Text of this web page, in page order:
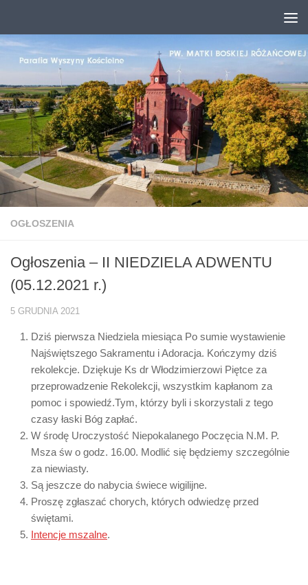
OGŁOSZENIA
Ogłoszenia – II NIEDZIELA ADWENTU
(05.12.2021 r.)
5 GRUDNIA 2021
Dziś pierwsza Niedziela miesiąca Po sumie wystawienie
Najświętszego Sakramentu i Adoracja. Kończymy dziś
rekolekcje. Dziękuje Ks dr Włodzimierzowi Piętce za
przeprowadzenie Rekolekcji, wszystkim kapłanom za
pomoc i spowiedź.Tym, którzy byli i skorzystali z tego
czasy łaski Bóg zapłać.
W środę Uroczystość Niepokalanego Poczęcia N.M. P.
Msza św o godz. 16.00. Modlić się będziemy szczególnie
za niewiasty.
Są jeszcze do nabycia świece wigilijne.
Proszę zgłaszać chorych, których odwiedzę przed
świętami.
Intencje mszalne.